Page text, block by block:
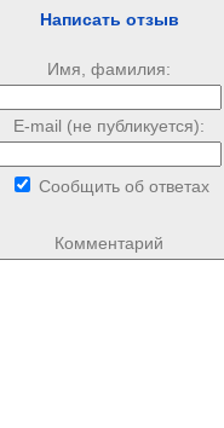
Написать отзыв
Имя, фамилия:
E-mail (не публикуется):
Сообщить об ответах
Комментарий